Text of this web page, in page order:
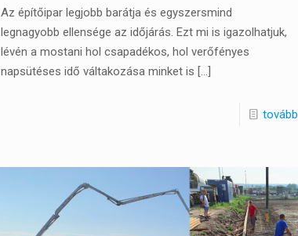
Az építőipar legjobb barátja és egyszersmind
legnagyobb ellensége az időjárás. Ezt mi is igazolhatjuk,
lévén a mostani hol csapadékos, hol verőfényes
napsütéses idő váltakozása minket is […]
tovább